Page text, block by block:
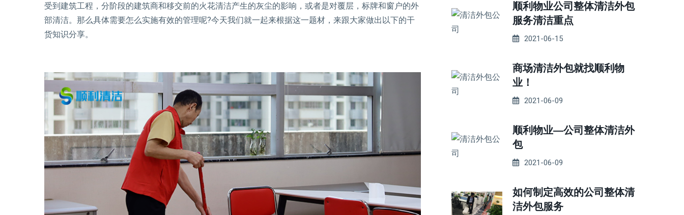
受到建筑工程，分阶段的建筑商和移交前的火花清洁产生的灰尘的影响，或者是对覆层，标牌和窗户的外
部清洁。那么具体需要怎么实施有效的管理呢?今天我们就一起来根据这一题材，来跟大家做出以下的干
货知识分享。
顺利物业公司整体清洁外包
服务清洁重点
2021-06-15
商场清洁外包就找顺利物
业！
2021-06-09
顺利物业—公司整体清洁外
包
2021-06-09
如何制定高效的公司整体清
洁外包服务